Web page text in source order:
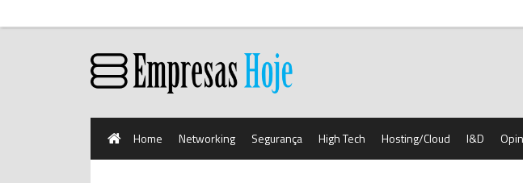
Home Networking Segurança High Tech Hosting/Cloud I&D